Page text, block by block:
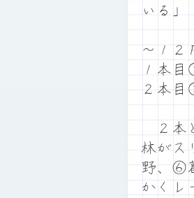
いる」
～１２
１本
２本
２本
林がス
野、⑥
かくレ